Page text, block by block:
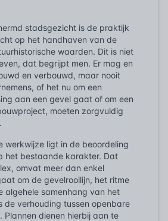
stadsgezicht is de praktijk
op het handhaven van de
waarden. Dit is niet
dat begrijpt men. Er mag en
en verbouwd, maar nooit
of het nu om een
aan een gevel gaat of om een
moeten zorgvuldig
werkwijze ligt in de beoordeling
het bestaande karakter. Dat
omvat meer dan enkel
om de gevelrooilijn, het ritme
algehele samenhang van het
de verhouding tussen openbare
Plannen dienen hierbij aan te